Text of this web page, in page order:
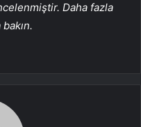
Daha fazla